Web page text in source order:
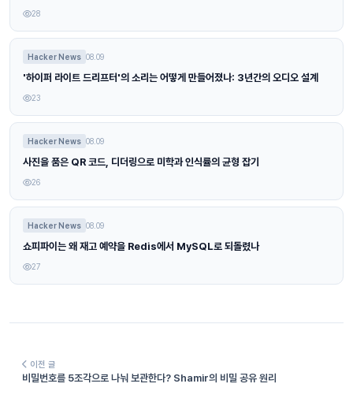
28
Hacker News 08.09
'하이퍼 라이트 드리프터'의 소리는 어떻게 만들어졌나: 3년간의 오디오 설계
23
Hacker News 08.09
사진을 품은 QR 코드, 디더링으로 미학과 인식률의 균형 잡기
26
Hacker News 08.09
쇼피파이는 왜 재고 예약을 Redis에서 MySQL로 되돌렸나
27
이전 글
비밀번호를 5조각으로 나눠 보관한다? Shamir의 비밀 공유 원리